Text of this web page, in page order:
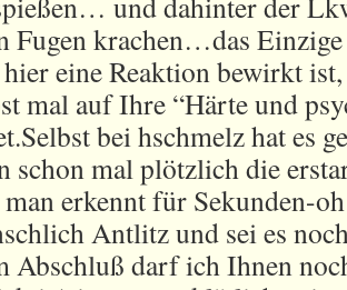
Fugen krachen…das
hier eine Reaktion bewirkt
mal auf Ihre “Härte und
bei hschmelz hat es
schon mal plötzlich die
erkennt für Sekunden-
Antlitz und sei es
Abschluß darf ich Ihnen